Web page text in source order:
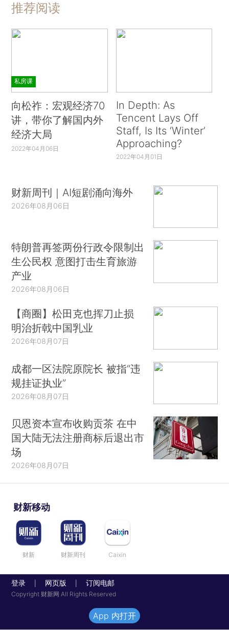
推荐阅读
私房课
向松祚：宏观经济70
讲，带你了解国内外
经济大局
2022年04月06日
In Depth: As
Tencent Lays Off
Staff, Is Its ‘Winter’
Approaching?
2022年04月01日
财新周刊｜AI短剧涌向海外
2026年08月06日
特朗普再签两份行政令限制出
生公民权 意图打击生育旅游
产业
2026年08月06日
【商圈】松田克也挥刀止损
明治折戟中国乳业
2026年08月07日
成都一区法院原院长 被指“违
规挂证执业”
2026年08月07日
贝恩资本宣布收购贡茶 在中
国大陆无法注册商标后退出市
场
2026年08月07日
财新移动
财新 财新周刊 Caixin
登录 网页版 订阅电邮
Copyright 财新网 All Rights Reserved
App 内打开